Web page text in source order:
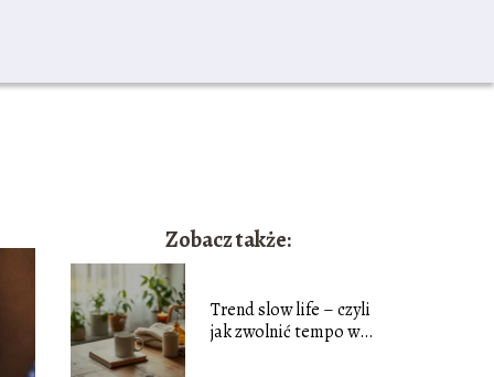
Zobacz także:
Trend slow life – czyli
jak zwolnić tempo w